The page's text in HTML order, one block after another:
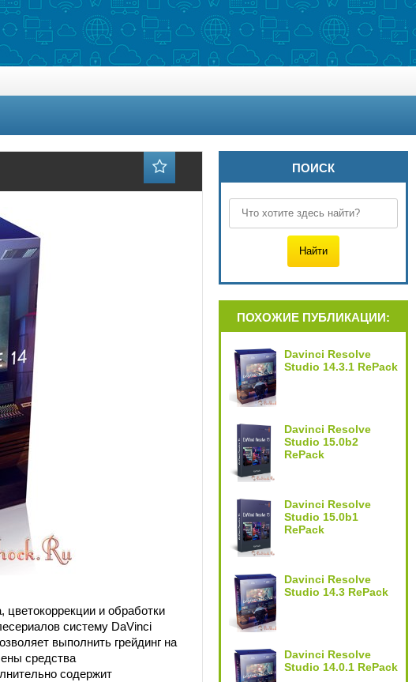
и обработки
систему DaVinci
выполнить грейдинг на
средства
содержит
ПОИСК
ПОХОЖИЕ ПУБЛИКАЦИИ:
Davinci Resolve
Studio 14.3.1 RePack
Davinci Resolve
Studio 15.0b2
RePack
Davinci Resolve
Studio 15.0b1
RePack
Davinci Resolve
Studio 14.3 RePack
Davinci Resolve
Studio 14.0.1 RePack